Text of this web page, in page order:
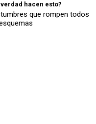
verdad hacen esto?
que rompen todos